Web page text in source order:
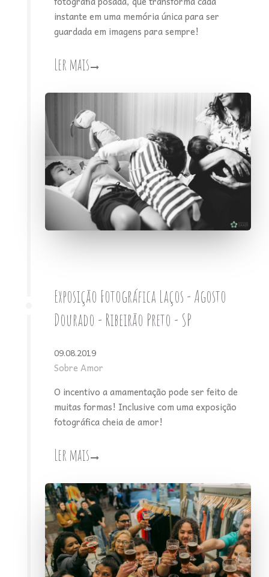
instante em uma memória única para ser
guardada em imagens para sempre!
Ler mais
Exposição Fotográfica Laços - Agosto
Dourado - Ribeirão Preto - SP
09.08.2019
Sobre Amor
O incentivo a amamentação pode ser feito de
muitas formas! Inclusive com uma exposição
fotográfica cheia de amor!
Ler mais